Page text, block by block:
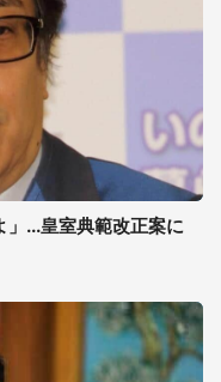
」...皇室典範改正案に